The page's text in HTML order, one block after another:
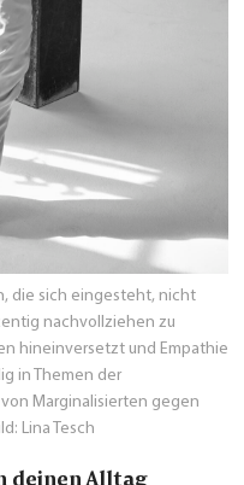
die sich eingesteht, nicht
nachvollziehen zu
hineinversetzt und Empathie
in Themen der
Marginalisierten gegen
Lina Tesch